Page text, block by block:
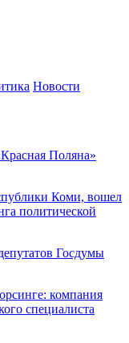
Новости
Поляна»
Коми, вошел
политической
Госдумы
компания
специалиста